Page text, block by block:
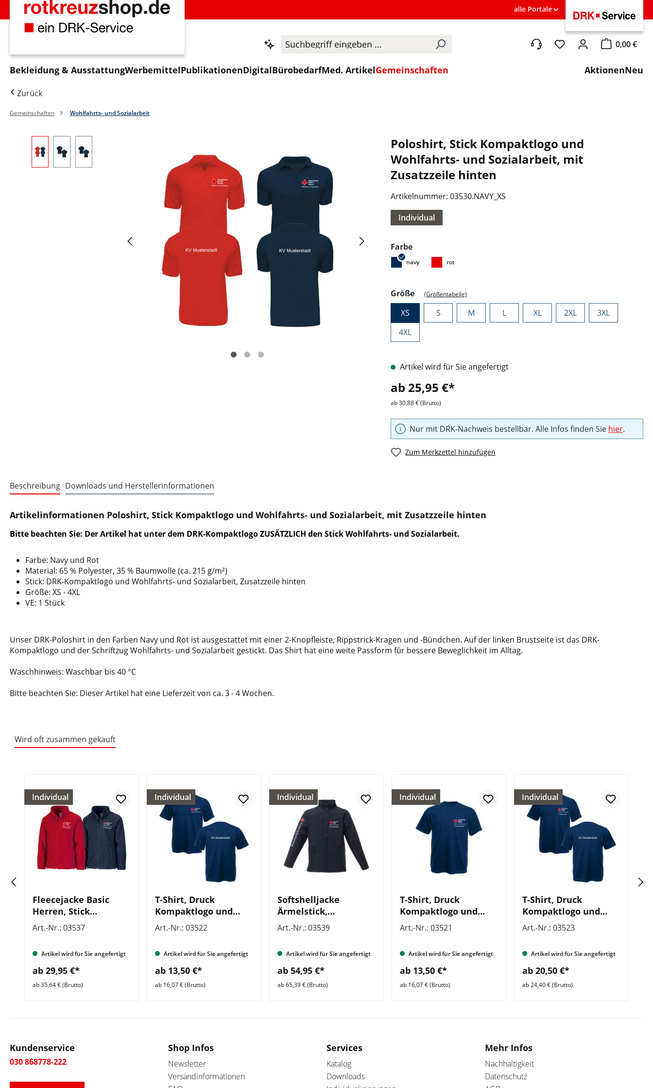
Hauptinhalt springen
Zur Suche springen
Zur Hauptnavigation springen alle Portale
Du hast 0 Produkte auf
0,00 €
Warenkorb
Bekleidung & AusstattungWerbemittelPublikationenDigitalBürobedarfMed. ArtikelGemeinschaften AktionenNeu
Zurück
Gemeinschaften Wohlfahrts- und Sozialarbeit
Poloshirt, Stick Kompaktlogo und
Wohlfahrts- und Sozialarbeit, mit
Zusatzzeile hinten
Artikelnummer: 03530.NAVY_XS
Individual
Farbeauswählen
navy rot
Größeauswählen
(Größentabelle)
XS S M L XL 2XL
3XL
4XL
Artikel wird für Sie angefertigt
ab 25,95 €*
ab 30,88 € (Brutto)
Nur mit DRK-Nachweis bestellbar. Alle Infos finden Sie hier.
Zum Merkzettel hinzufügen
Beschreibung Downloads und Herstellerinformationen
Artikelinformationen Poloshirt, Stick Kompaktlogo und Wohlfahrts- und Sozialarbeit, mit Zusatzzeile hinten
Bitte beachten Sie: Der Artikel hat unter dem DRK-Kompaktlogo ZUSÄTZLICH den Stick Wohlfahrts- und Sozialarbeit.
Farbe: Navy und Rot
Material: 65 % Polyester, 35 % Baumwolle (ca. 215 g/m²)
Stick: DRK-Kompaktlogo und Wohlfahrts- und Sozialarbeit, Zusatzzeile hinten
Größe: XS - 4XL
VE: 1 Stück
Unser DRK-Poloshirt in den Farben Navy und Rot ist ausgestattet mit einer 2-Knopfleiste, Rippstrick-Kragen und -Bündchen. Auf der linken Brustseite ist das DRK-
Kompaktlogo und der Schriftzug Wohlfahrts- und Sozialarbeit gestickt. Das Shirt hat eine weite Passform für bessere Beweglichkeit im Alltag.
Waschhinweis: Waschbar bis 40 °C
Bitte beachten Sie: Dieser Artikel hat eine Lieferzeit von ca. 3 - 4 Wochen.
Wird oft zusammen gekauft
Individual
Fleecejacke Basic
Herren, Stick
Kompaktlogo und
Wohlfahrts- und
Zusatzzeile vorn
Art.-Nr.: 03537
Artikel wird für Sie angefertigt
ab 29,95 €*
ab 35,64 € (Brutto)
Individual
T-Shirt, Druck
Kompaktlogo und
Wohlfahrts- und
Sozialarbeit, mit
Art.-Nr.: 03522
Artikel wird für Sie angefertigt
ab 13,50 €*
ab 16,07 € (Brutto)
Individual
Softshelljacke
Ärmelstick,
Wohlfahrts- und
Sozialarbeit, mit
Art.-Nr.: 03539
Artikel wird für Sie angefertigt
ab 54,95 €*
ab 65,39 € (Brutto)
Individual
T-Shirt, Druck
Kompaktlogo und
Wohlfahrts- und
Sozialarbeit, mit
Art.-Nr.: 03521
Artikel wird für Sie angefertigt
ab 13,50 €*
ab 16,07 € (Brutto)
Individual
T-Shirt, Druck
Kompaktlogo und
Wohlfahrts- und
Sozialarbeit, mit
hinten
Art.-Nr.: 03523
Artikel wird für Sie angefertigt
ab 20,50 €*
ab 24,40 € (Brutto)
Kundenservice
030 868778-222
Shop Infos
Newsletter
Versandinformationen
Services
Katalog
Downloads
Mehr Infos
Nachhaltigkeit
Datenschutz